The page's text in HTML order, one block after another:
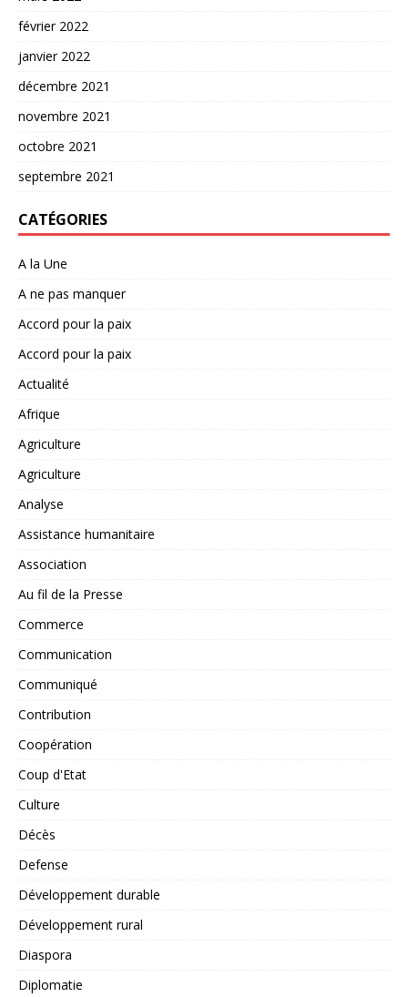
février 2022
janvier 2022
décembre 2021
novembre 2021
octobre 2021
septembre 2021
CATÉGORIES
A la Une
A ne pas manquer
Accord pour la paix
Accord pour la paix
Actualité
Afrique
Agriculture
Agriculture
Analyse
Assistance humanitaire
Association
Au fil de la Presse
Commerce
Communication
Communiqué
Contribution
Coopération
Coup d'Etat
Culture
Décès
Defense
Développement durable
Développement rural
Diaspora
Diplomatie